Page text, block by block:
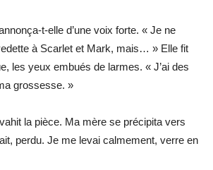
t-elle d’une voix forte. « Je ne
à Scarlet et Mark, mais… » Elle fit
les yeux embués de larmes. « J’ai des
grossesse. »
la pièce. Ma mère se précipita vers
perdu. Je me levai calmement, verre en